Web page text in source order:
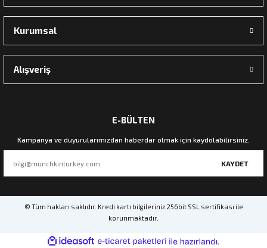
Kurumsal
Alışveriş
E-BÜLTEN
Kampanya ve duyurularımızdan haberdar olmak için kaydolabilirsiniz.
KAYDET
© Tüm hakları saklıdır. Kredi kartı bilgileriniz 256bit SSL sertifikası ile
korunmaktadır.
ideasoft
e-